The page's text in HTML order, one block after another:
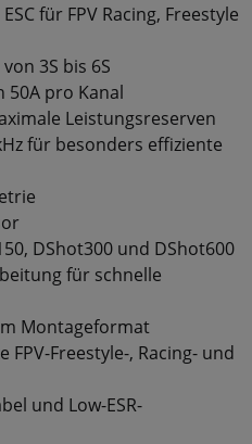
für FPV Racing, Freestyle
3S bis 6S
pro Kanal
Leistungsreserven
für besonders effiziente
DShot300 und DShot600
für schnelle
Montageformat
Freestyle-, Racing- und
und Low-ESR-